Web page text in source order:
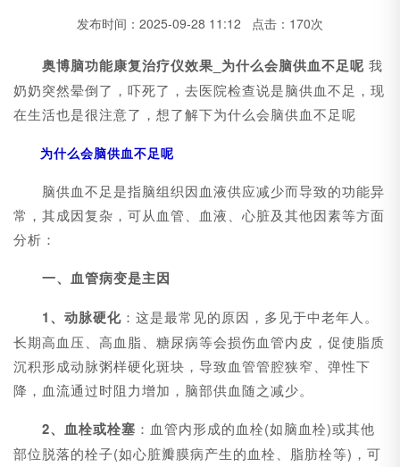
发布时间：2025-09-28 11:12 点击：170次
奥博脑功能康复治疗仪效果_为什么会脑供血不足呢 我
奶奶突然晕倒了，吓死了，去医院检查说是脑供血不足，现
在生活也是很注意了，想了解下为什么会脑供血不足呢
为什么会脑供血不足呢
脑供血不足是指脑组织因血液供应减少而导致的功能异
常，其成因复杂，可从血管、血液、心脏及其他因素等方面
分析：
一、血管病变是主因
1、动脉硬化 ：这是最常见的原因，多见于中老年人。
长期高血压、高血脂、糖尿病等会损伤血管内皮，促使脂质
沉积形成动脉粥样硬化斑块，导致血管管腔狭窄、弹性下
降，血流通过时阻力增加，脑部供血随之减少。
2、血栓或栓塞 ：血管内形成的血栓(如脑血栓)或其他
部位脱落的栓子(如心脏瓣膜病产生的血栓、脂肪栓等)，可